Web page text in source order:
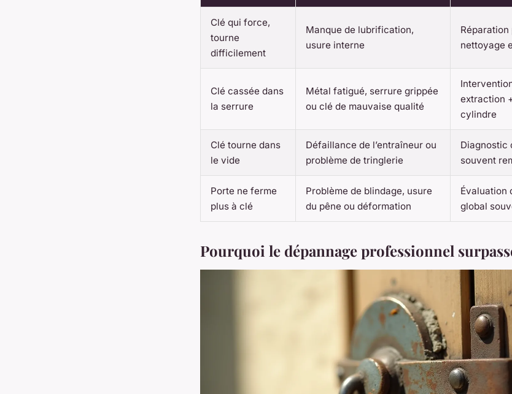
Clé qui force,
tourne
difficilement
Manque de lubrification,
usure interne
nettoyage
Clé cassée dans
la serrure
Métal fatigué, serrure grippée
ou clé de mauvaise qualité
extraction
cylindre
Clé tourne dans
le vide
Défaillance de l’entraîneur ou
problème de tringlerie
Diagnostic
souvent
Porte ne ferme
plus à clé
Problème de blindage, usure
du pêne ou déformation
Évaluation
global
Pourquoi le dépannage professionnel